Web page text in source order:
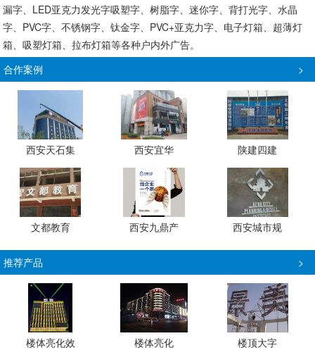
漏字、LED亚克力发光字吸塑字、树脂字、迷你字、背打光字、水晶
字、PVC字、不锈钢字、钛金字、PVC+亚克力字、电子灯箱、超薄灯
箱、吸塑灯箱、拉布灯箱等各种户内外广告。
>
合作案例
西安天石集 西安宜华 陕建四建
文都教育 西安九鼎产 西安城市规
>
推荐产品
楼体亮化效 楼体亮化 楼顶大字